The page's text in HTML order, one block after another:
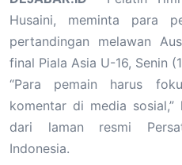
Husaini, meminta para
pertandingan melawan
final Piala Asia U-16, Senin
“Para pemain harus
komentar di media
dari laman resmi
Indonesia.